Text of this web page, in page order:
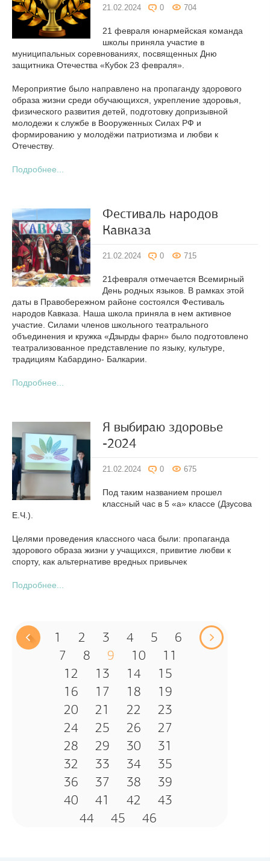
21.02.2024 0 704
21 февраля юнармейская команда
школы приняла участие в
муниципальных соревнованиях, посвященных Дню
защитника Отечества «Кубок 23 февраля».
Мероприятие было направлено на пропаганду здорового
образа жизни среди обучающихся, укрепление здоровья,
физического развития детей, подготовку допризывной
молодежи к службе в Вооруженных Силах РФ и
формированию у молодёжи патриотизма и любви к
Отечеству.
Подробнее...
Фестиваль народов
Кавказа
21.02.2024 0 715
21февраля отмечается Всемирный
День родных языков. В рамках этой
даты в Правобережном районе состоялся Фестиваль
народов Кавказа. Наша школа приняла в нем активное
участие. Силами членов школьного театрального
объединения и кружка «Дзырды фарн» было подготовлено
театрализованное представление по языку, культуре,
традициям Кабардино- Балкарии.
Подробнее...
Я выбираю здоровье
-2024
21.02.2024 0 675
Под таким названием прошел
классный час в 5 «а» классе (Дзусова
Е.Ч.).
Целями проведения классного часа были: пропаганда
здорового образа жизни у учащихся, привитие любви к
спорту, как альтернативе вредных привычек
Подробнее...
1 2 3 4 5
6
7
8 9 10
11
12
13 14
15
16
17 18
19
20
21 22
23
24
25 26
27
28
29 30
31
32
33 34
35
36
37 38
39
40
41 42
43
44
45 46